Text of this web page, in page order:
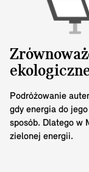
Podróżowanie
gdy energia do
sposób. Dlatego w
zielonej energii.